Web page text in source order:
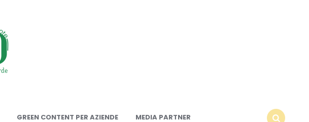
GREEN CONTENT PER AZIENDE
MEDIA PARTNER